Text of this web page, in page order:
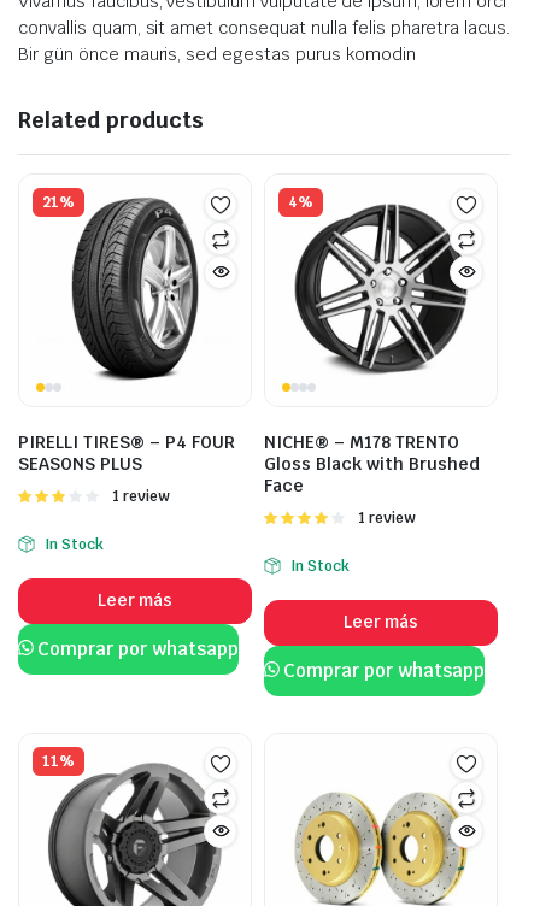
convallis quam, sit amet consequat nulla felis pharetra lacus.
Bir gün önce mauris, sed egestas purus komodin
Related products
21%
PIRELLI TIRES® – P4 FOUR
SEASONS PLUS
Valorado
3.00
de 5
1 review
In Stock
Leer más
Comprar por whatsapp
4%
NICHE® – M178 TRENTO
Gloss Black with Brushed
Face
Valorado
de 5
1 review
In Stock
Leer más
Comprar por whatsapp
11%